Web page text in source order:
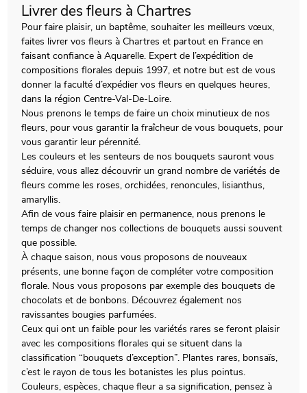
Livrer des fleurs à Chartres
Pour faire plaisir, un baptême, souhaiter les meilleurs vœux,
faites livrer vos fleurs à Chartres et partout en France en
faisant confiance à Aquarelle. Expert de l’expédition de
compositions florales depuis 1997, et notre but est de vous
donner la faculté d’expédier vos fleurs en quelques heures,
dans la région Centre-Val-De-Loire.
Nous prenons le temps de faire un choix minutieux de nos
fleurs, pour vous garantir la fraîcheur de vous bouquets, pour
vous garantir leur pérennité.
Les couleurs et les senteurs de nos bouquets sauront vous
séduire, vous allez découvrir un grand nombre de variétés de
fleurs comme les roses, orchidées, renoncules, lisianthus,
amaryllis.
Afin de vous faire plaisir en permanence, nous prenons le
temps de changer nos collections de bouquets aussi souvent
que possible.
À chaque saison, nous vous proposons de nouveaux
présents, une bonne façon de compléter votre composition
florale. Nous vous proposons par exemple des bouquets de
chocolats et de bonbons. Découvrez également nos
ravissantes bougies parfumées.
Ceux qui ont un faible pour les variétés rares se feront plaisir
avec les compositions florales qui se situent dans la
classification “bouquets d’exception”. Plantes rares, bonsaïs,
c’est le rayon de tous les botanistes les plus pointus.
Couleurs, espèces, chaque fleur a sa signification, pensez à